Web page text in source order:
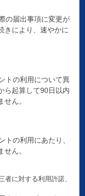
の届出事項に変更が
きにより、速やかに
トの利用について異
ら起算して90日以内
ん。
の利用にあたり、
ん。
者に対する利用許諾、